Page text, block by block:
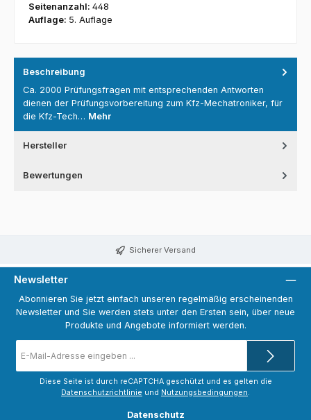
Seitenanzahl: 448
Auflage: 5. Auflage
Beschreibung
Ca. 2000 Prüfungsfragen mit entsprechenden Antworten
dienen der Prüfungsvorbereitung zum Kfz-Mechatroniker, für
die Kfz-Tech… Mehr
Hersteller
Bewertungen
Sicherer Versand
Newsletter
Abonnieren Sie jetzt einfach unseren regelmäßig erscheinenden
Newsletter und Sie werden stets unter den Ersten sein, über neue
Produkte und Angebote informiert werden.
Mail-
Adresse
Diese Seite ist durch reCAPTCHA geschützt und es gelten die
Datenschutzrichtlinie und Nutzungsbedingungen.
Datenschutz